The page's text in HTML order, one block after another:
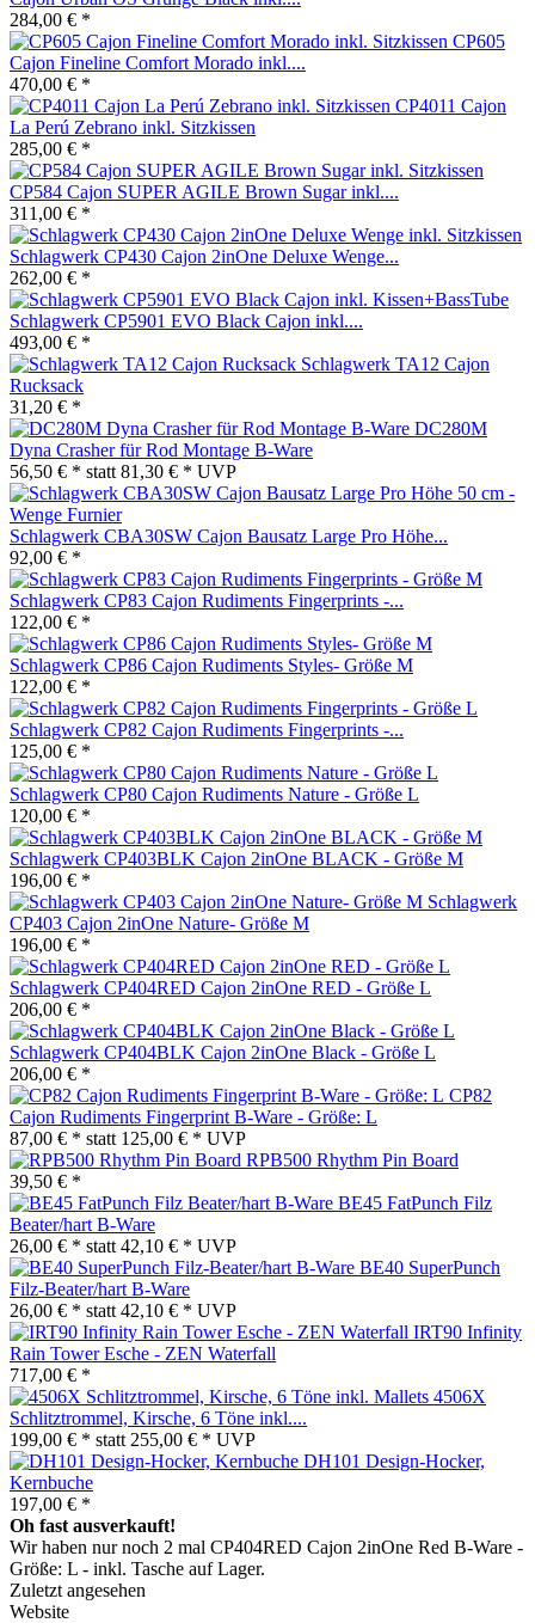
284,00 € *
CP605
Cajon Fineline Comfort Morado inkl....
470,00 € *
CP4011 Cajon
La Perú Zebrano inkl. Sitzkissen
285,00 € *
CP584 Cajon SUPER AGILE Brown Sugar inkl....
311,00 € *
Schlagwerk CP430 Cajon 2inOne Deluxe Wenge...
262,00 € *
Schlagwerk CP5901 EVO Black Cajon inkl....
493,00 € *
Schlagwerk TA12 Cajon
Rucksack
31,20 € *
DC280M
Dyna Crasher für Rod Montage B-Ware
56,50 € * statt 81,30 € * UVP
Schlagwerk CBA30SW Cajon Bausatz Large Pro Höhe...
92,00 € *
Schlagwerk CP83 Cajon Rudiments Fingerprints -...
122,00 € *
Schlagwerk CP86 Cajon Rudiments Styles- Größe M
122,00 € *
Schlagwerk CP82 Cajon Rudiments Fingerprints -...
125,00 € *
Schlagwerk CP80 Cajon Rudiments Nature - Größe L
120,00 € *
Schlagwerk CP403BLK Cajon 2inOne BLACK - Größe M
196,00 € *
Schlagwerk
CP403 Cajon 2inOne Nature- Größe M
196,00 € *
Schlagwerk CP404RED Cajon 2inOne RED - Größe L
206,00 € *
Schlagwerk CP404BLK Cajon 2inOne Black - Größe L
206,00 € *
CP82
Cajon Rudiments Fingerprint B-Ware - Größe: L
87,00 € * statt 125,00 € * UVP
RPB500 Rhythm Pin Board
39,50 € *
BE45 FatPunch Filz
Beater/hart B-Ware
26,00 € * statt 42,10 € * UVP
BE40 SuperPunch
Filz-Beater/hart B-Ware
26,00 € * statt 42,10 € * UVP
IRT90 Infinity
Rain Tower Esche - ZEN Waterfall
717,00 € *
4506X
Schlitztrommel, Kirsche, 6 Töne inkl....
199,00 € * statt 255,00 € * UVP
DH101 Design-Hocker,
Kernbuche
197,00 € *
Oh fast ausverkauft!
Wir haben nur noch 2 mal CP404RED Cajon 2inOne Red B-Ware -
Größe: L - inkl. Tasche auf Lager.
Zuletzt angesehen
Website